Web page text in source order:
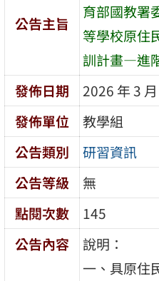
公告主旨
育部國教署
等學校原住
訓計畫―進
發佈日期
2026 年 3
發佈單位
教學組
公告類別
研習資訊
公告等級
無
點閱次數
145
公告內容
說明：
一、具原住